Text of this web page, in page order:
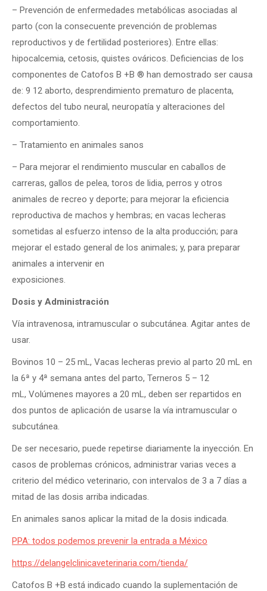
– Prevención de enfermedades metabólicas asociadas al
parto (con la consecuente prevención de problemas
reproductivos y de fertilidad posteriores). Entre ellas:
hipocalcemia, cetosis, quistes ováricos. Deficiencias de los
componentes de Catofos B +B ® han demostrado ser causa
de: 9 12 aborto, desprendimiento prematuro de placenta,
defectos del tubo neural, neuropatía y alteraciones del
comportamiento.
– Tratamiento en animales sanos
– Para mejorar el rendimiento muscular en caballos de
carreras, gallos de pelea, toros de lidia, perros y otros
animales de recreo y deporte; para mejorar la eficiencia
reproductiva de machos y hembras; en vacas lecheras
sometidas al esfuerzo intenso de la alta producción; para
mejorar el estado general de los animales; y, para preparar
animales a intervenir en
exposiciones.
Dosis y Administración
Vía intravenosa, intramuscular o subcutánea. Agitar antes de
usar.
Bovinos 10 – 25 mL, Vacas lecheras previo al parto 20 mL en
la 6ª y 4ª semana antes del parto, Terneros 5 – 12
mL, Volúmenes mayores a 20 mL, deben ser repartidos en
dos puntos de aplicación de usarse la vía intramuscular o
subcutánea.
De ser necesario, puede repetirse diariamente la inyección. En
casos de problemas crónicos, administrar varias veces a
criterio del médico veterinario, con intervalos de 3 a 7 días a
mitad de las dosis arriba indicadas.
En animales sanos aplicar la mitad de la dosis indicada.
PPA: todos podemos prevenir la entrada a México
https://delangelclinicaveterinaria.com/tienda/
Catofos B +B está indicado cuando la suplementación de